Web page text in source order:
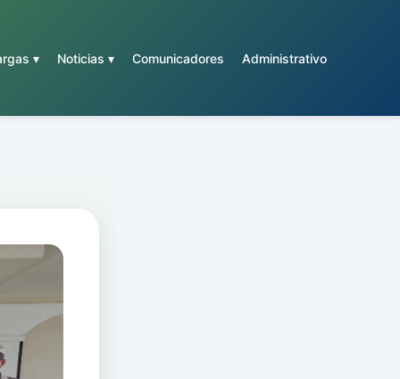
▾ Noticias ▾ Comunicadores Administrativo